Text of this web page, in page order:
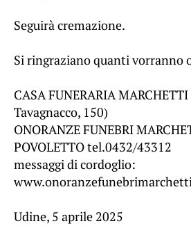
Seguirà cremazione.
Si ringraziano quanti
CASA FUNERARIA
Tavagnacco, 150)
ONORANZE FUNEBRI
POVOLETTO tel.0432/43312
messaggi di cordoglio:
Udine, 5 aprile 2025